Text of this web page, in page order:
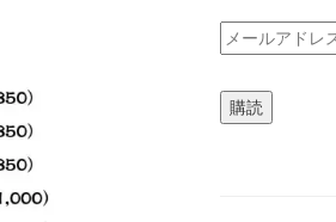
メ
ー
ル
ア
購読